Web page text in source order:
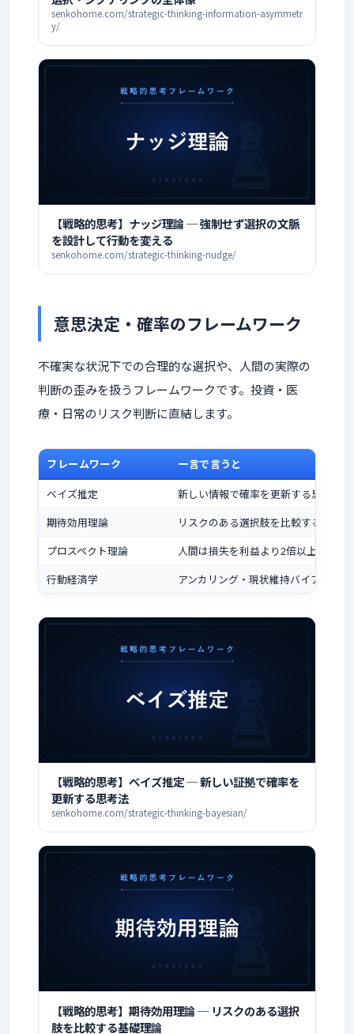
senkohome.com/strategic-thinking-information-asymmetr
y/
【戦略的思考】ナッジ理論 ─ 強制せず選択の文脈
を設計して行動を変える
senkohome.com/strategic-thinking-nudge/
意思決定・確率のフレームワーク
不確実な状況下での合理的な選択や、人間の実際の
判断の歪みを扱うフレームワークです。投資・医
療・日常のリスク判断に直結します。
フレームワーク
一言で言うと
ベイズ推定
新しい情報で確率を更新する思考法
期待効用理論
リスクのある選択肢を比較する基礎
プロスペクト理論
人間は損失を利益より2倍以上大きく
行動経済学
アンカリング・現状維持バイアスが
【戦略的思考】ベイズ推定 ─ 新しい証拠で確率を
更新する思考法
senkohome.com/strategic-thinking-bayesian/
【戦略的思考】期待効用理論 ─ リスクのある選択
肢を比較する基礎理論